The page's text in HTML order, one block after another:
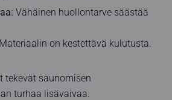
Vähäinen huollontarve säästää
Materiaalin on kestettävä kulutusta.
tekevät saunomisen
turhaa lisävaivaa.